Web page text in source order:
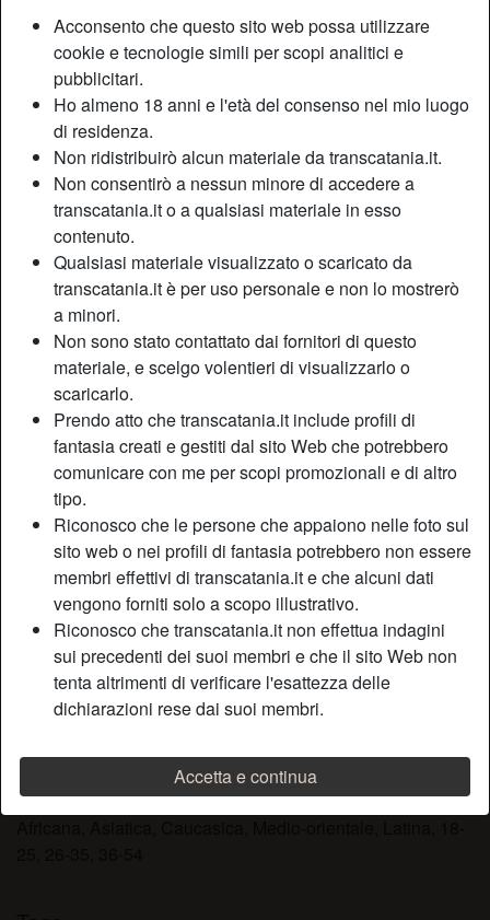
Acconsento che questo sito web possa utilizzare
cookie e tecnologie simili per scopi analitici e
pubblicitari.
Ho almeno 18 anni e l'età del consenso nel mio luogo
di residenza.
Non ridistribuirò alcun materiale da transcatania.it.
Non consentirò a nessun minore di accedere a
transcatania.it o a qualsiasi materiale in esso
contenuto.
Qualsiasi materiale visualizzato o scaricato da
transcatania.it è per uso personale e non lo mostrerò
a minori.
Non sono stato contattato dai fornitori di questo
materiale, e scelgo volentieri di visualizzarlo o
scaricarlo.
Prendo atto che transcatania.it include profili di
fantasia creati e gestiti dal sito Web che potrebbero
comunicare con me per scopi promozionali e di altro
tipo.
Riconosco che le persone che appaiono nelle foto sul
sito web o nei profili di fantasia potrebbero non essere
membri effettivi di transcatania.it e che alcuni dati
vengono forniti solo a scopo illustrativo.
Riconosco che transcatania.it non effettua indagini
sui precedenti dei suoi membri e che il sito Web non
tenta altrimenti di verificare l'esattezza delle
dichiarazioni rese dai suoi membri.
Accetta e continua
Nickname:
Cecilia52
Età:
37
Paese:
Provincia:
Catania
Sesso:
Sessualità:
Bisessuale
Relazione:
Single
Colore dei capelli:
Castana
Colore degli occhi:
Depilata:
Sì
Fumatrice:
Sì
person_pin Descrizione
Amo i motori, frequento la palestra, non sono
abitudinaria.Adoro avere i tuoi occhi su di me ed il tuo
uccello in mezzo alle mie tette. In palestra si girano tutti e
Sta cercando